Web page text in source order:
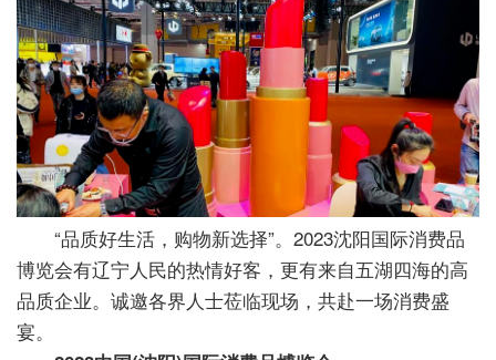
“品质好生活，购物新选择”。2023沈阳国际消费品
博览会有辽宁人民的热情好客，更有来自五湖四海的高
品质企业。诚邀各界人士莅临现场，共赴一场消费盛
宴。